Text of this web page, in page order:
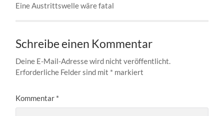
Eine Austrittswelle wäre fatal
Schreibe einen Kommentar
Deine E-Mail-Adresse wird nicht veröffentlicht.
Erforderliche Felder sind mit * markiert
Kommentar *